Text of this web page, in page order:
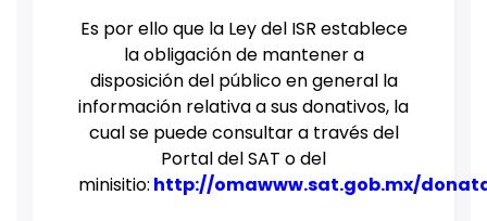
Es por ello que la Ley del ISR establece
la obligación de mantener a
disposición del público en general la
información relativa a sus donativos, la
cual se puede consultar a través del
Portal del SAT o del
minisitio: http://omawww.sat.gob.mx/